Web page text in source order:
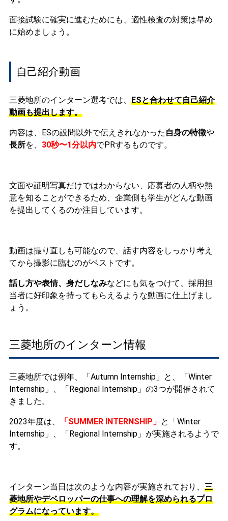
面接試験に確実に進むためにも、適性検査の対策は早め
に始めましょう。
自己紹介動画
三菱地所のインターン選考では、 ESと合わせて自己紹介
動画も提出します。
内容は、ESの設問以外で伝えきれなかった 自身の特徴や
長所を、 30秒〜1分以内でPRするものです。
文面や証明写真だけではわからない、応募者の人柄や熱
意を知ることができるため、企業側も学生がどんな動画
を提出してくるのか注目しています。
動画は撮り直しも可能なので、話す内容をしっかり考え
てから撮影に臨むのがベストです。
話し方や表情、身だしなみなどにも気をつけて、採用担
当者に好印象を持ってもらえるような動画に仕上げまし
ょう。
三菱地所のインターン情報
三菱地所では例年、「Autumn Internship」と、「Winter
Internship」、「Regional Internship」の3つが開催されて
きました。
2023年度は、 「SUMMER INTERNSHIP」 と「Winter
Internship」、「Regional Internship」が実施されるようで
す。
インターン当日は次のような内容が実施されており、 三
菱地所やデベロッパーの仕事への理解を深められるプロ
グラムになっています。